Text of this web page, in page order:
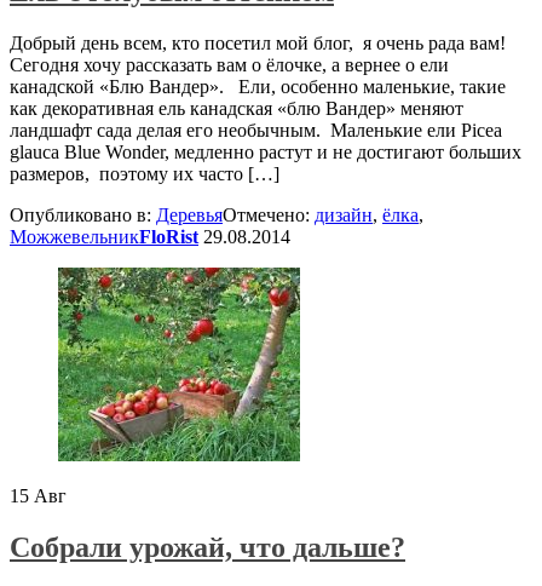
Добрый день всем, кто посетил мой блог, я очень рада вам!
Сегодня хочу рассказать вам о ёлочке, а вернее о ели
канадской «Блю Вандер». Ели, особенно маленькие, такие
как декоративная ель канадская «блю Вандер» меняют
ландшафт сада делая его необычным. Маленькие ели Picea
glauca Blue Wonder, медленно растут и не достигают больших
размеров, поэтому их часто […]
Опубликовано в: ДеревьяОтмечено: дизайн, ёлка,
МожжевельникFloRist 29.08.2014
15 Авг
Собрали урожай, что дальше?